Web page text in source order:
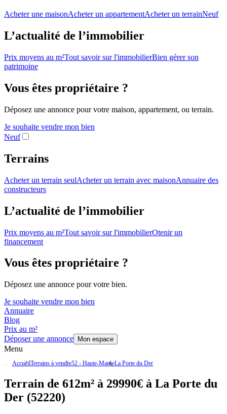
Acheter une maisonAcheter un appartementAcheter un terrainNeuf
L’actualité de l’immobilier
Prix moyens au m²Tout savoir sur l'immobilierBien gérer son
patrimoine
Vous êtes propriétaire ?
Déposez une annonce pour votre maison, appartement, ou terrain.
Je souhaite vendre mon bien
Neuf
Terrains
Acheter un terrain seulAcheter un terrain avec maisonAnnuaire des
constructeurs
L’actualité de l’immobilier
Prix moyens au m²Tout savoir sur l'immobilierOtenir un
financement
Vous êtes propriétaire ?
Déposez une annonce pour votre bien.
Je souhaite vendre mon bien
Annuaire
Blog
Prix au m²
Déposer une annonce
Mon espace
Menu
AccueilTerrains à vendre52 - Haute-MarneLa Porte du Der
Terrain de 612m² à 29990€ à La Porte du
Der (52220)